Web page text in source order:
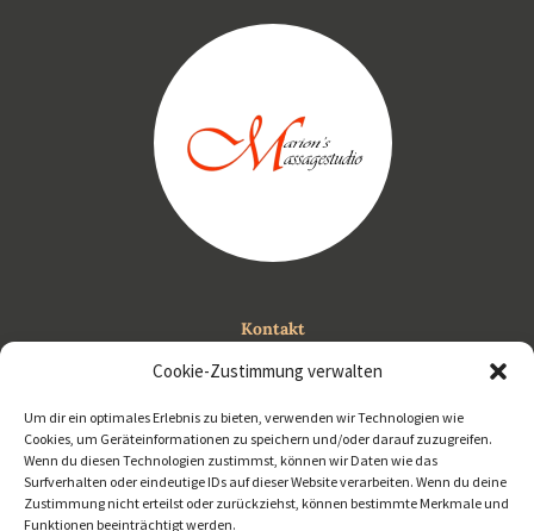
Cookie-Zustimmung verwalten
Um dir ein optimales Erlebnis zu bieten, verwenden wir Technologien wie
Cookies, um Geräteinformationen zu speichern und/oder darauf zuzugreifen.
Wenn du diesen Technologien zustimmst, können wir Daten wie das
Surfverhalten oder eindeutige IDs auf dieser Website verarbeiten. Wenn du deine
Zustimmung nicht erteilst oder zurückziehst, können bestimmte Merkmale und
Funktionen beeinträchtigt werden.
Kontakt
info@marions-massagestudio.at